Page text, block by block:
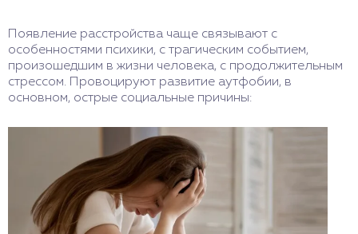
Появление расстройства чаще связывают с
особенностями психики, с трагическим событием,
произошедшим в жизни человека, с продолжительным
стрессом. Провоцируют развитие аутфобии, в
основном, острые социальные причины: